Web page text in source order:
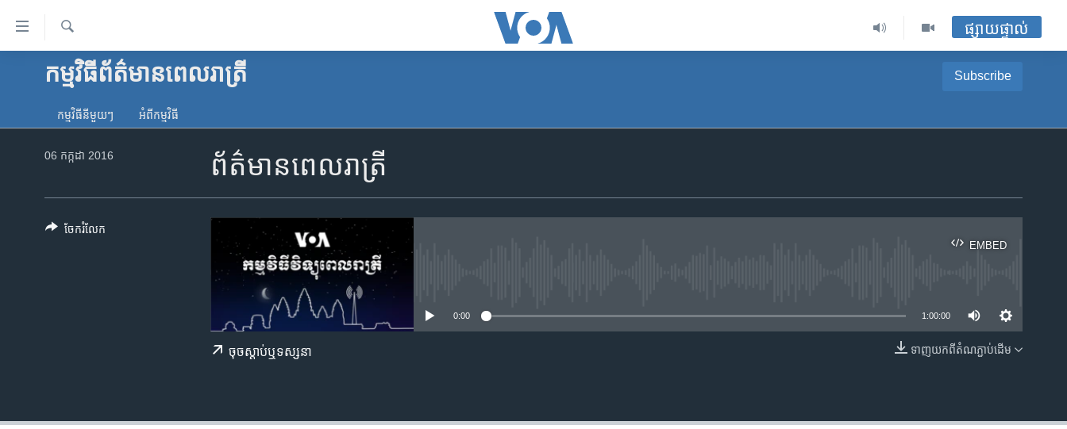
ទៅ​
គេហទំព័រ​
ទាក់ទង
និង​អាមេរិក
រក
ផ្សាយផ្ទាល់
កម្មវិធី​ព័ត៌មាន​ពេលរាត្រី Subscribe
ទទួល​​​សេវា​​​ Podcast
កម្មវិធី​នីមួយៗ អំពី​កម្មវិធី​
ព័ត៌មានពេលរាត្រី
06 កក្កដា 2016
EMBED
EMBED
0:00 1:00:00
ទាញ​យក​ពី​តំណភ្ជាប់​ដើម
ចុច​​ស្តាប់​ឬ​ទស្សនា
ចែករំលែក